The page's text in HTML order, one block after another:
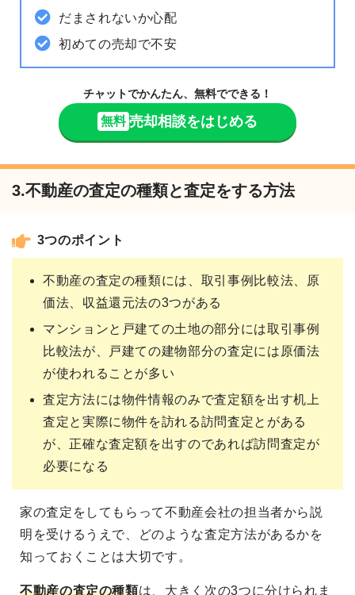
だまされないか心配
初めての売却で不安
チャットでかんたん、無料でできる！
無料 売却相談をはじめる
3.不動産の査定の種類と査定をする方法
3つのポイント
不動産の査定の種類には、取引事例比較法、原
価法、収益還元法の3つがある
マンションと戸建ての土地の部分には取引事例
比較法が、戸建ての建物部分の査定には原価法
が使われることが多い
査定方法には物件情報のみで査定額を出す机上
査定と実際に物件を訪れる訪問査定とがある
が、正確な査定額を出すのであれば訪問査定が
必要になる
家の査定をしてもらって不動産会社の担当者から説
明を受けるうえで、どのような査定方法があるかを
知っておくことは大切です。
不動産の査定の種類は、大きく次の3つに分けられま